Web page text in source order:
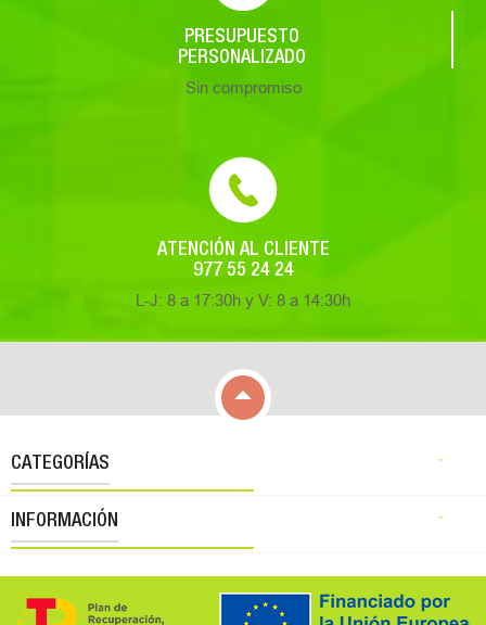
PRESUPUESTO
PERSONALIZADO
Sin compromiso
ATENCIÓN AL CLIENTE
977 55 24 24
L-J: 8 a 17:30h y V: 8 a 14:30h

CATEGORÍAS 
INFORMACIÓN 